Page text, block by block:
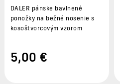
DALER pánske bavlnené
ponožky na bežné nosenie s
kosoštvorcovým vzorom
5,00 €